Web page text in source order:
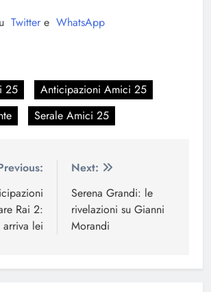
Twitter e WhatsApp
25
Anticipazioni Amici 25
Serale Amici 25
Rai 2:
arriva lei
Next:
Serena Grandi: le
rivelazioni su Gianni
Morandi